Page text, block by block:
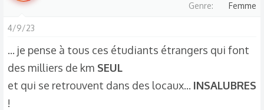
c
i
o
s
Genre
Femme
4/9/23
... je pense à tous ces étudiants étrangers qui font
des milliers de km SEUL
et qui se retrouvent dans des locaux... INSALUBRES
!